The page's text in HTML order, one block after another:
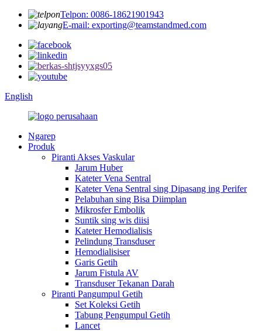
Telpon: 0086-18621901943
E-mail: exporting@teamstandmed.com
English
Ngarep
Produk
Piranti Akses Vaskular
Jarum Huber
Kateter Vena Sentral
Kateter Vena Sentral sing Dipasang ing Perifer
Pelabuhan sing Bisa Diimplan
Mikrosfer Embolik
Suntik sing wis diisi
Kateter Hemodialisis
Pelindung Transduser
Hemodialisiser
Garis Getih
Jarum Fistula AV
Transduser Tekanan Darah
Piranti Pangumpul Getih
Set Koleksi Getih
Tabung Pengumpul Getih
Lancet